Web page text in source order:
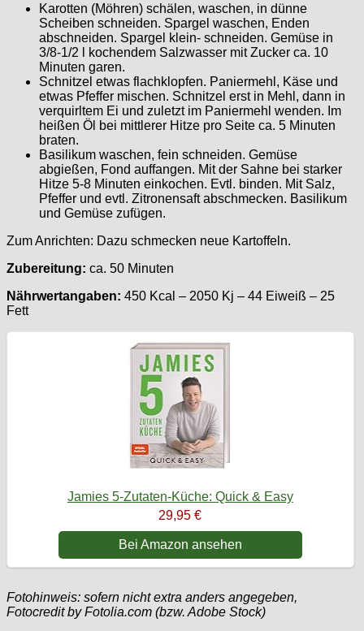
Karotten (Möhren) schälen, waschen, in dünne
Scheiben schneiden. Spargel waschen, Enden
abschneiden. Spargel klein- schneiden. Gemüse in
3/8-1/2 l kochendem Salzwasser mit Zucker ca. 10
Minuten garen.
Schnitzel etwas flachklopfen. Paniermehl, Käse und
etwas Pfeffer mischen. Schnitzel erst in Mehl, dann in
verquirltem Ei und zuletzt im Paniermehl wenden. Im
heißen Öl bei mittlerer Hitze pro Seite ca. 5 Minuten
braten.
Basilikum waschen, fein schneiden. Gemüse
abgießen, Fond auffangen. Mit der Sahne bei starker
Hitze 5-8 Minuten einkochen. Evtl. binden. Mit Salz,
Pfeffer und evtl. Zitronensaft abschmecken. Basilikum
und Gemüse zufügen.
Zum Anrichten: Dazu schmecken neue Kartoffeln.
Zubereitung: ca. 50 Minuten
Nährwertangaben: 450 Kcal – 2050 Kj – 44 Eiweiß – 25
Fett
Jamies 5-Zutaten-Küche: Quick & Easy
29,95 €
Bei Amazon ansehen
Fotohinweis: sofern nicht extra anders angegeben,
Fotocredit by Fotolia.com (bzw. Adobe Stock)